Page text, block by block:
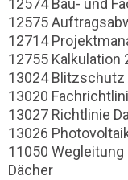
12574 Bau- und
12575
12714
12755 Kalkulation
13024 Blitzschutz
13020
13027 Richtlinie
13026
11050
Dächer